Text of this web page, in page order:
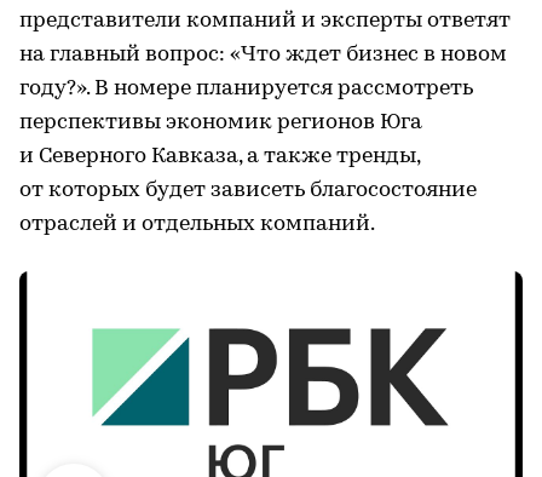
представители компаний и эксперты ответят
на главный вопрос: «Что ждет бизнес в новом
году?». В номере планируется рассмотреть
перспективы экономик регионов Юга
и Северного Кавказа, а также тренды,
от которых будет зависеть благосостояние
отраслей и отдельных компаний.